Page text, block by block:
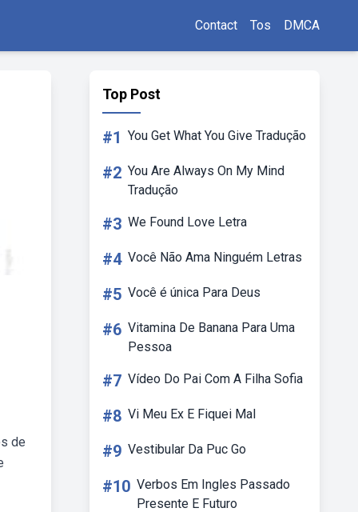
Contact Tos DMCA
de
Top Post
#1 You Get What You Give Tradução
#2 You Are Always On My Mind
Tradução
#3 We Found Love Letra
#4 Você Não Ama Ninguém Letras
#5 Você é única Para Deus
#6 Vitamina De Banana Para Uma
Pessoa
#7 Vídeo Do Pai Com A Filha Sofia
#8 Vi Meu Ex E Fiquei Mal
#9 Vestibular Da Puc Go
#10 Verbos Em Ingles Passado
Presente E Futuro